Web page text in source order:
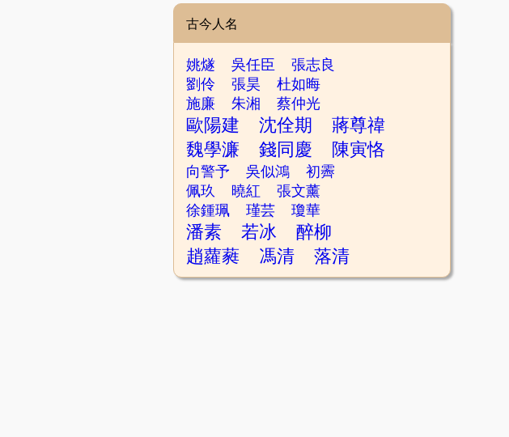
古今人名
姚燧 吳任臣
張志良
劉伶
張昊
杜如晦
施廉
朱湘 蔡仲光
歐陽建 沈佺期
蔣尊禕
魏學濂
錢同慶 陳寅恪
向警予 吳似鴻
初霽
佩玖
曉紅
張文薰
徐鍾珮
瑾芸 瓊華
潘素 若冰
醉柳
趙蘿蕤
馮清 落清